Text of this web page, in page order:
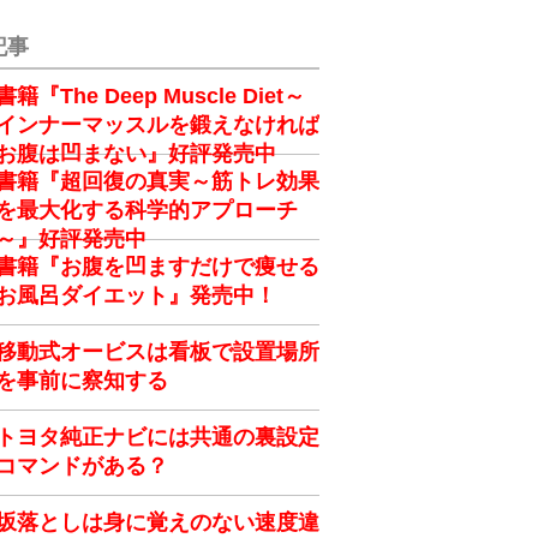
事
籍『The Deep Muscle Diet～
ンナーマッスルを鍛えなければ
腹は凹まない』好評発売中
籍『超回復の真実～筋トレ効果
最大化する科学的アプローチ
』好評発売中
籍『お腹を凹ますだけで痩せる
風呂ダイエット』発売中！
動式オービスは看板で設置場所
事前に察知する
ヨタ純正ナビには共通の裏設定
マンドがある？
落としは身に覚えのない速度違